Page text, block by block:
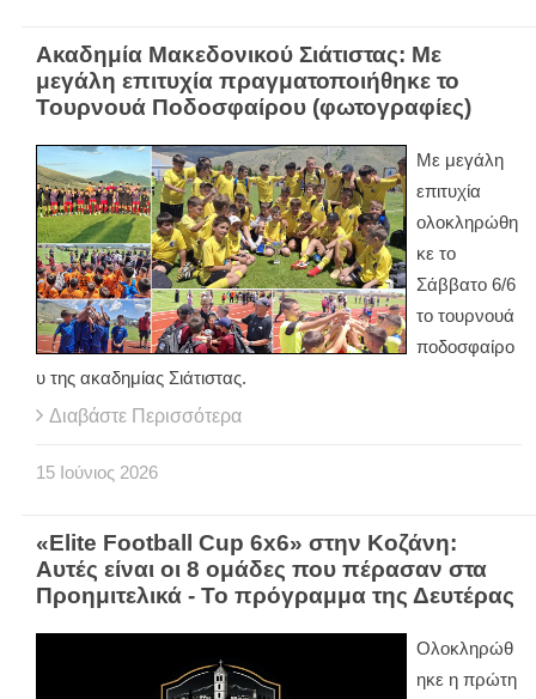
Ακαδημία Μακεδονικού Σιάτιστας: Με
μεγάλη επιτυχία πραγματοποιήθηκε το
Τουρνουά Ποδοσφαίρου (φωτογραφίες)
Με μεγάλη
επιτυχία
ολοκληρώθη
κε το
Σάββατο 6/6
το τουρνουά
ποδοσφαίρο
υ της ακαδημίας Σιάτιστας.
Διαβάστε Περισσότερα
15 Ιούνιος 2026
«Elite Football Cup 6x6» στην Κοζάνη:
Αυτές είναι οι 8 ομάδες που πέρασαν στα
Προημιτελικά - Το πρόγραμμα της Δευτέρας
Ολοκληρώθ
ηκε η πρώτη